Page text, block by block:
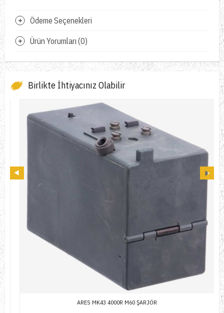
Ödeme Seçenekleri
Ürün Yorumları (0)
Birlikte İhtiyacınız Olabilir
ARES MK43 4000R M60 ŞARJÖR